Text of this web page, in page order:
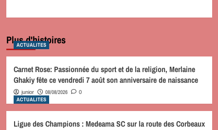
Plus d'histoires
ACTUALITES
Carnet Rose: Passionnée du sport et de la religion, Merlaine
Ghakiy fête ce vendredi 7 août son anniversaire de naissance
junior 08/08/2026 0
ACTUALITES
Ligue des Champions : Medeama SC sur la route des Corbeaux